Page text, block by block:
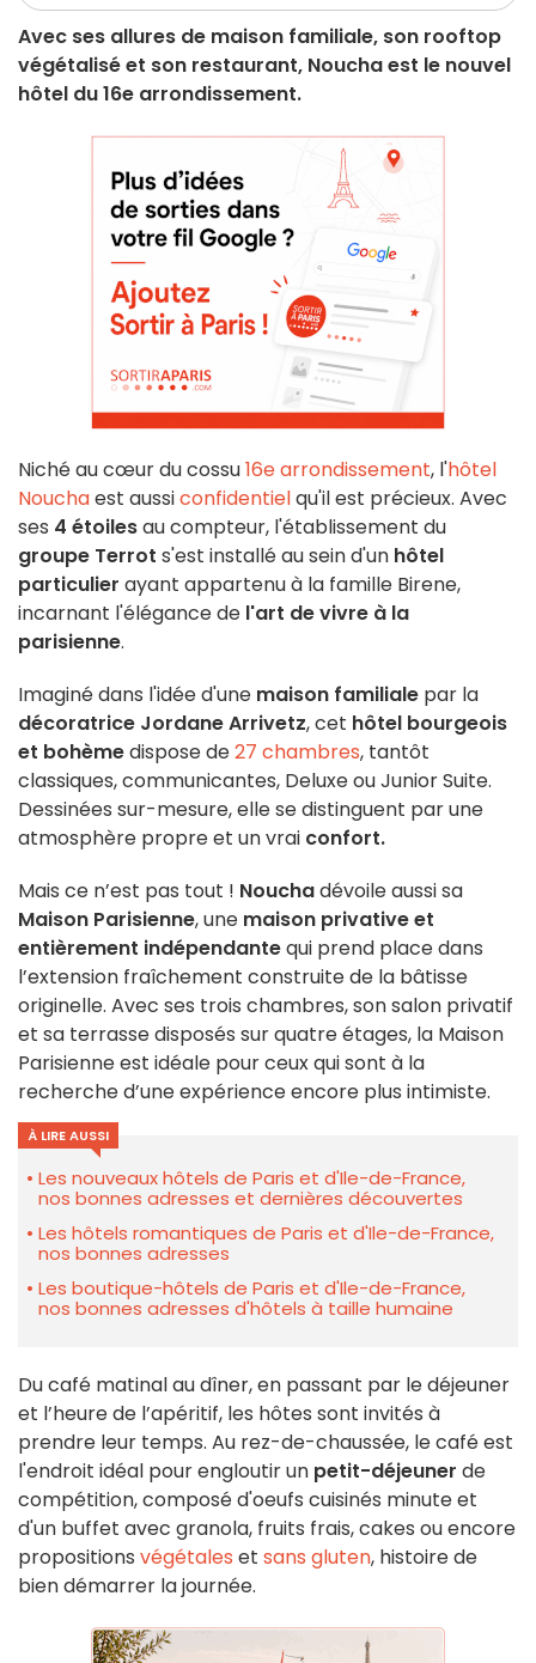
Avec ses allures de maison familiale, son rooftop
végétalisé et son restaurant, Noucha est le nouvel
hôtel du 16e arrondissement.
Niché au cœur du cossu16e arrondissement, l'hôtel
Nouchaest aussiconfidentielqu'il est précieux. Avec
ses 4 étoilesau compteur, l'établissement du
groupe Terrot s'est installé au sein d'un hôtel
particulier ayant appartenu à la famille Birene,
incarnant l'élégance de l'art de vivre à la
parisienne.
Imaginé dans l'idée d'une maison familiale par la
décoratrice Jordane Arrivetz, cet hôtel bourgeois
et bohèmedispose de27 chambres, tantôt
classiques, communicantes, Deluxe ou Junior Suite.
Dessinées sur-mesure, elle se distinguent par une
atmosphère propre et un vrai confort.
Mais ce n’est pas tout ! Nouchadévoile aussi sa
Maison Parisienne, une maison privative et
entièrement indépendantequi prend place dans
l’extension fraîchement construite de la bâtisse
originelle. Avec ses trois chambres, son salon privatif
et sa terrasse disposés sur quatre étages, la Maison
Parisienne est idéale pour ceux qui sont à la
recherche d’une expérience encore plus intimiste.
À LIRE AUSSI
Les nouveaux hôtels de Paris et d'Ile-de-France,
nos bonnes adresses et dernières découvertes
Les hôtels romantiques de Paris et d'Ile-de-France,
nos bonnes adresses
Les boutique-hôtels de Paris et d'Ile-de-France,
nos bonnes adresses d'hôtels à taille humaine
Du café matinal au dîner, en passant par le déjeuner
et l’heure de l’apéritif, les hôtes sont invités à
prendre leur temps. Au rez-de-chaussée, le café est
l'endroit idéal pour engloutir un petit-déjeuner de
compétition, composé d'oeufs cuisinés minute et
d'un buffet avec granola, fruits frais, cakes ou encore
propositions végétales et sans gluten, histoire de
bien démarrer la journée.